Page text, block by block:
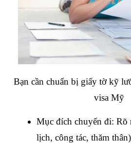
Bạn cần chuẩn bị giấy tờ kỹ
visa Mỹ
Mục đích chuyến đi: Rõ
lịch, công tác, thăm